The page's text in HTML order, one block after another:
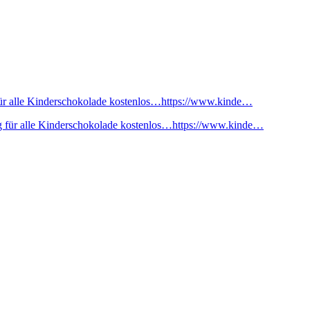
alle Kinderschokolade kostenlos…https://www.kinde…
für alle Kinderschokolade kostenlos…https://www.kinde…